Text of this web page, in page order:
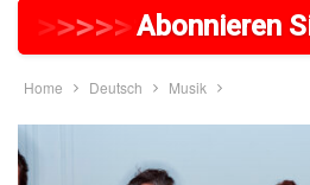
>>>>>> >>>>>>
Abonnieren
Home Deutsch Musik